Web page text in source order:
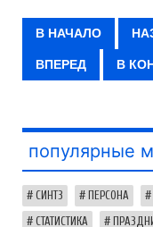
В НАЧАЛО
ВПЕРЕД В
популярные
СИНТЗ ПЕРСОНА
СТАТИСТИКА